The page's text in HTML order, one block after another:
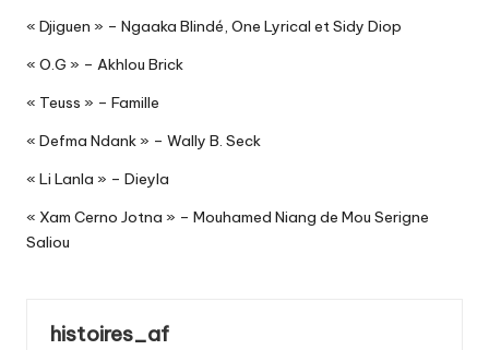
« Djiguen » – Ngaaka Blindé, One Lyrical et Sidy Diop
« O.G » – Akhlou Brick
« Teuss » – Famille
« Defma Ndank » – Wally B. Seck
« Li Lanla » – Dieyla
« Xam Cerno Jotna » – Mouhamed Niang de Mou Serigne
Saliou
histoires_af